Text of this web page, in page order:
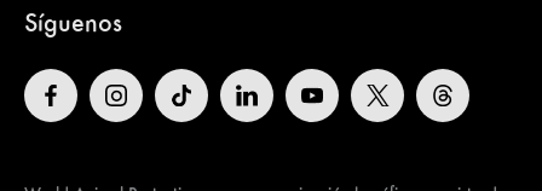
Síguenos